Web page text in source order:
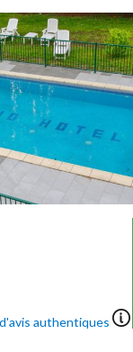
authentiques